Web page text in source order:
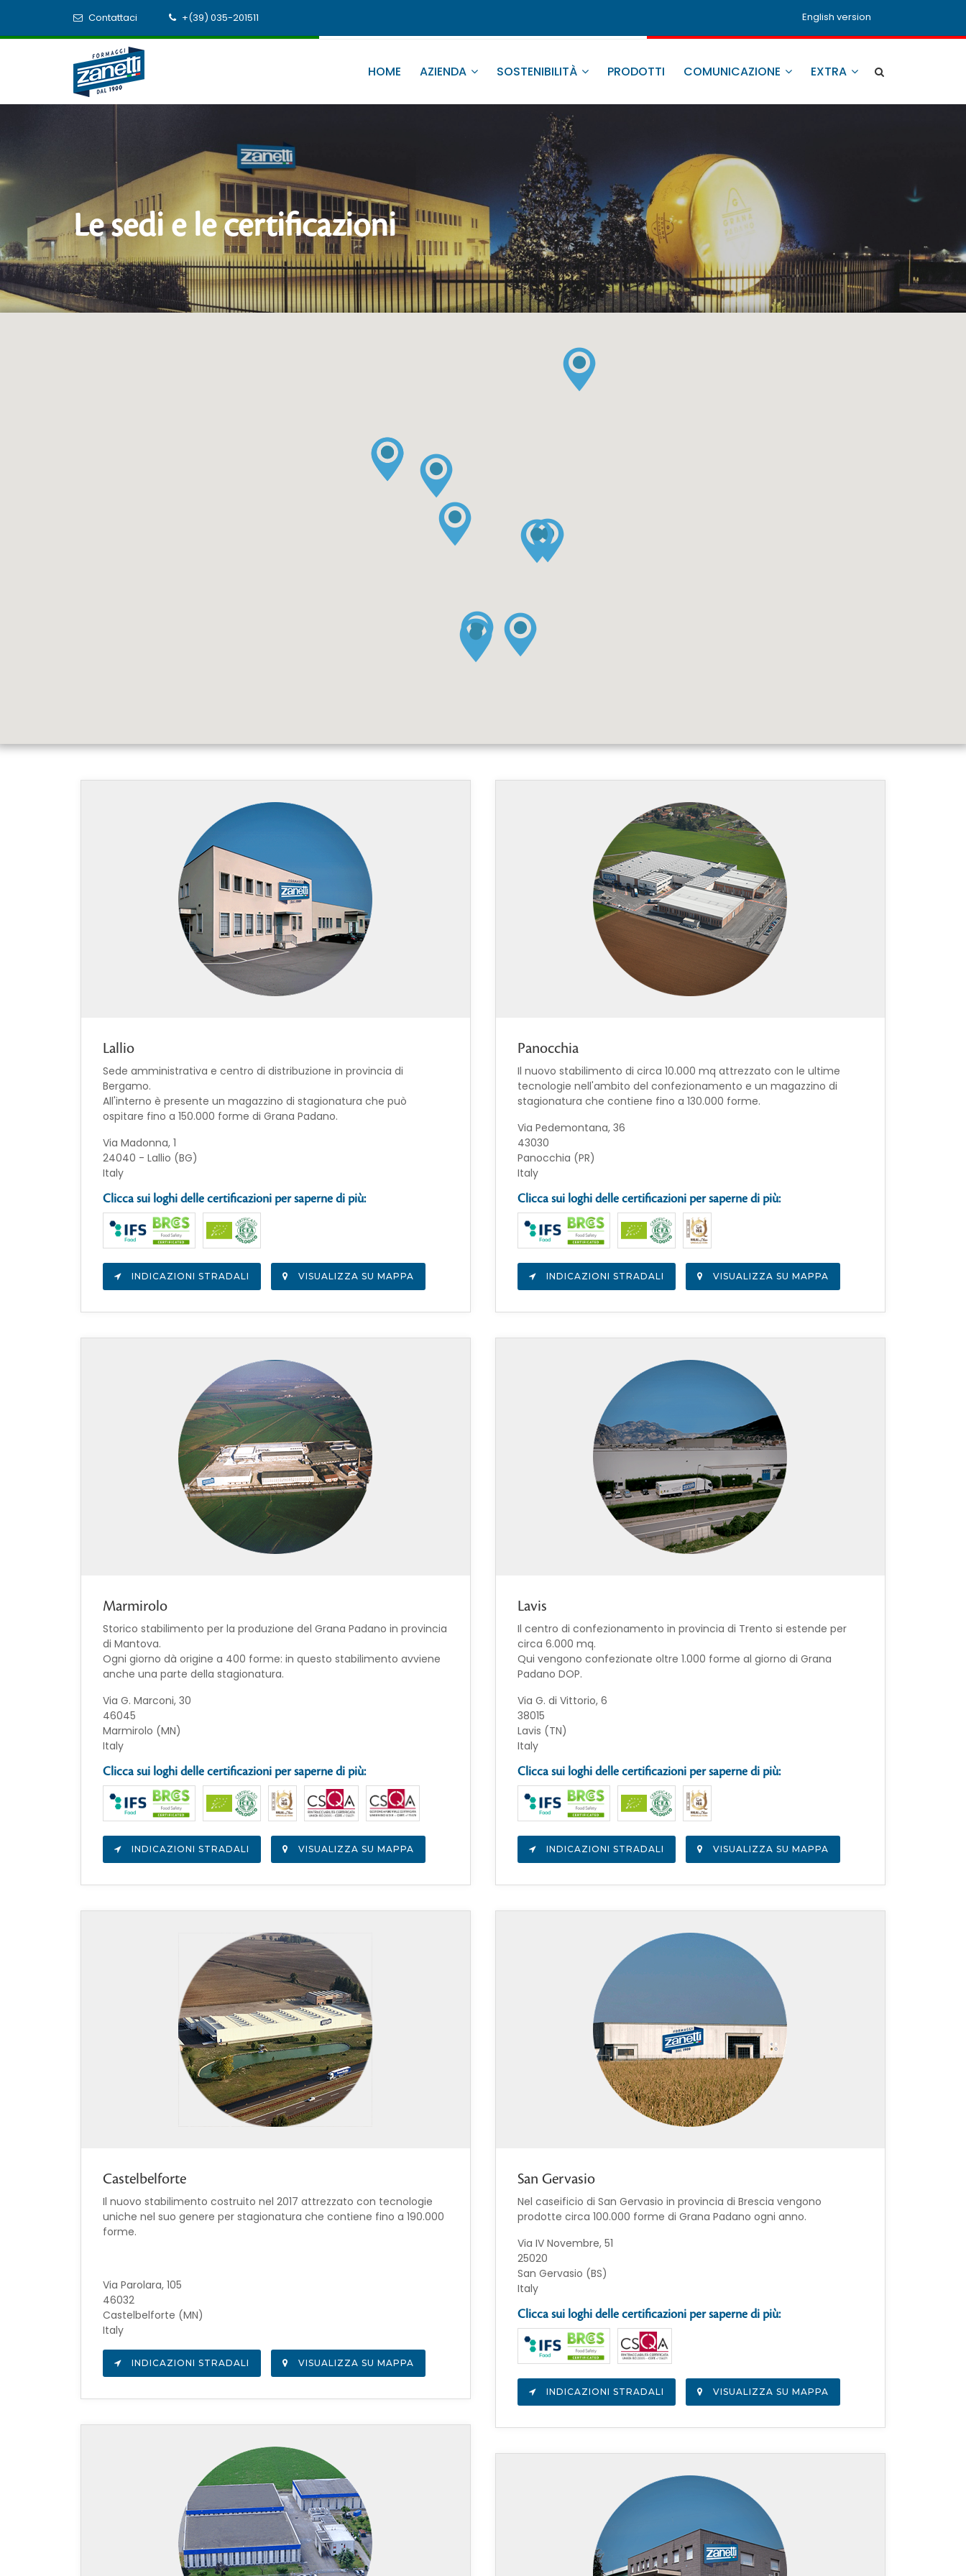
Contattaci +(39) 035-201511 English version
HOME AZIENDA SOSTENIBILITÀ PRODOTTI COMUNICAZIONE EXTRA
Le sedi e le certificazioni
Lallio
Sede amministrativa e centro di distribuzione in provincia di
Bergamo.
All'interno è presente un magazzino di stagionatura che può
ospitare fino a 150.000 forme di Grana Padano.
Via Madonna, 1
24040 - Lallio (BG)
Italy
Clicca sui loghi delle certificazioni per saperne di più:
INDICAZIONI STRADALI VISUALIZZA SU MAPPA
Panocchia
Il nuovo stabilimento di circa 10.000 mq attrezzato con le ultime
tecnologie nell'ambito del confezionamento e un magazzino di
stagionatura che contiene fino a 130.000 forme.
Via Pedemontana, 36
43030
Panocchia (PR)
Italy
Clicca sui loghi delle certificazioni per saperne di più:
INDICAZIONI STRADALI VISUALIZZA SU MAPPA
Marmirolo
Storico stabilimento per la produzione del Grana Padano in provincia
di Mantova.
Ogni giorno dà origine a 400 forme: in questo stabilimento avviene
anche una parte della stagionatura.
Via G. Marconi, 30
46045
Marmirolo (MN)
Italy
Clicca sui loghi delle certificazioni per saperne di più:
INDICAZIONI STRADALI VISUALIZZA SU MAPPA
Lavis
Il centro di confezionamento in provincia di Trento si estende per
circa 6.000 mq.
Qui vengono confezionate oltre 1.000 forme al giorno di Grana
Padano DOP.
Via G. di Vittorio, 6
38015
Lavis (TN)
Italy
Clicca sui loghi delle certificazioni per saperne di più:
INDICAZIONI STRADALI VISUALIZZA SU MAPPA
Castelbelforte
Il nuovo stabilimento costruito nel 2017 attrezzato con tecnologie
uniche nel suo genere per stagionatura che contiene fino a 190.000
forme.
Via Parolara, 105
46032
Castelbelforte (MN)
Italy
INDICAZIONI STRADALI VISUALIZZA SU MAPPA
San Gervasio
Nel caseificio di San Gervasio in provincia di Brescia vengono
prodotte circa 100.000 forme di Grana Padano ogni anno.
Via IV Novembre, 51
25020
San Gervasio (BS)
Italy
Clicca sui loghi delle certificazioni per saperne di più:
INDICAZIONI STRADALI VISUALIZZA SU MAPPA